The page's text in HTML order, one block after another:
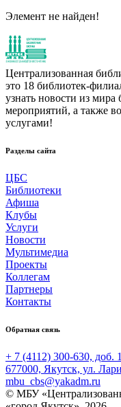
Элемент не найден!
Централизованная
это 18 библиотек-
узнать новости из мира
мероприятий, а также
услугами!
Разделы сайта
ЦБС
Библиотеки
Афиша
Клубы
Услуги
Новости
Мультимедиа
Проекты
Коллегам
Партнеры
Контакты
Обратная связь
+ 7 (4112) 300-630, доб. 1
677000, Якутск, ул.
mbu_cbs@yakadm.ru
© МБУ